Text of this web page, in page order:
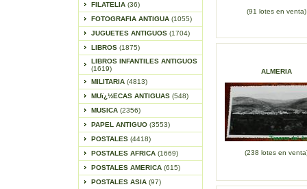
FILATELIA (36)
FOTOGRAFIA ANTIGUA (1055)
JUGUETES ANTIGUOS (1704)
LIBROS (1875)
LIBROS INFANTILES ANTIGUOS
(1619)
MILITARIA (4813)
MUï¿½ECAS ANTIGUAS (548)
MUSICA (2356)
PAPEL ANTIGUO (3553)
POSTALES (4418)
POSTALES AFRICA (1669)
POSTALES AMERICA (615)
POSTALES ASIA (97)
(91 lotes en venta)
ALMERIA
(238 lotes en